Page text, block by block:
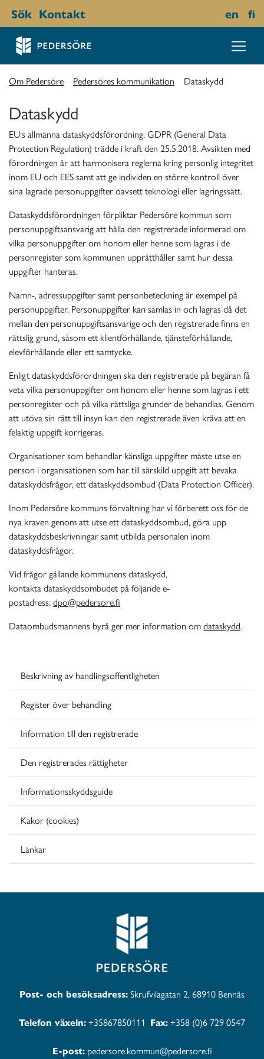
Sök Kontakt en fi
Om Pedersöre Pedersöres kommunikation Dataskydd
Dataskydd
EU:s allmänna dataskyddsförordning, GDPR (General Data
Protection Regulation) trädde i kraft den 25.5.2018. Avsikten med
förordningen är att harmonisera reglerna kring personlig integritet
inom EU och EES samt att ge individen en större kontroll över
sina lagrade personuppgifter oavsett teknologi eller lagringssätt.
Dataskyddsförordningen förpliktar Pedersöre kommun som
personuppgiftsansvarig att hålla den registrerade informerad om
vilka personuppgifter om honom eller henne som lagras i de
personregister som kommunen upprätthåller samt hur dessa
uppgifter hanteras.
Namn-, adressuppgifter samt personbeteckning är exempel på
personuppgifter. Personuppgifter kan samlas in och lagras då det
mellan den personuppgiftsansvarige och den registrerade finns en
rättslig grund, såsom ett klientförhållande, tjänsteförhållande,
elevförhållande eller ett samtycke.
Enligt dataskyddsförordningen ska den registrerade på begäran få
veta vilka personuppgifter om honom eller henne som lagras i ett
personregister och på vilka rättsliga grunder de behandlas. Genom
att utöva sin rätt till insyn kan den registrerade även kräva att en
felaktig uppgift korrigeras.
Organisationer som behandlar känsliga uppgifter måste utse en
person i organisationen som har till särskild uppgift att bevaka
dataskyddsfrågor, ett dataskyddsombud (Data Protection Officer).
Inom Pedersöre kommuns förvaltning har vi förberett oss för de
nya kraven genom att utse ett dataskyddsombud, göra upp
dataskyddsbeskrivningar samt utbilda personalen inom
dataskyddsfrågor.
Vid frågor gällande kommunens dataskydd,
kontaktadataskyddsombudet på följande e-
postadress:dpo@pedersore.fi
Dataombudsmannens byrå ger mer information omdataskydd.
Beskrivning av handlingsoffentligheten
Register över behandling
Information till den registrerade
Den registrerades rättigheter
Informationsskyddsguide
Kakor (cookies)
Länkar
Post- och besöksadress:Skrufvilagatan 2, 68910 Bennäs
Telefon växeln:+35867850111 Fax:+358 (0)6 729 0547
E-post:pedersore.kommun@pedersore.fi